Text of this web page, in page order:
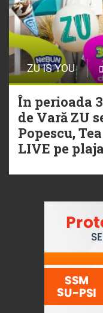
ZU IS YOU
În perioada
de Vară ZU
Popescu,
LIVE pe